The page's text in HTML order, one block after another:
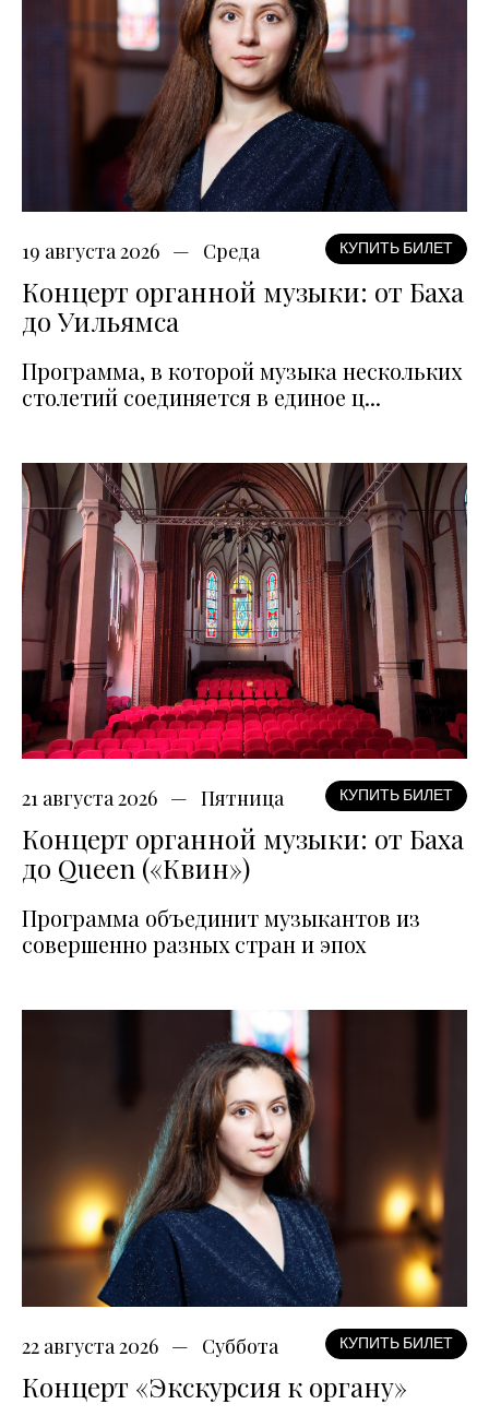
19 августа 2026 Среда КУПИТЬ БИЛЕТ
Концерт органной музыки: от Баха
до Уильямса
Программа, в которой музыка нескольких
столетий соединяется в единое ц...
21 августа 2026 Пятница КУПИТЬ БИЛЕТ
Концерт органной музыки: от Баха
до Queen («Квин»)
Программа объединит музыкантов из
совершенно разных стран и эпох
22 августа 2026 Суббота КУПИТЬ БИЛЕТ
Концерт «Экскурсия к органу»